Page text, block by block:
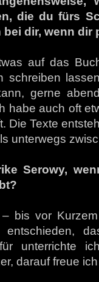
die du fürs
bei dir, wenn
auf das
schreiben
gerne
habe auch oft
Die Texte
unterwegs
Serowy,
bis vor
unterrichte
darauf freue